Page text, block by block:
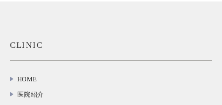
CLINIC
HOME
医院紹介